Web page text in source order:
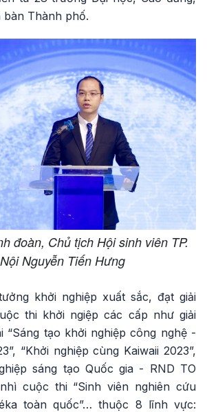
Thành phố.
đoàn, Chủ tịch Hội sinh viên TP.
Nguyễn Tiến Hưng
khởi nghiệp xuất sắc, đạt giải
thi khởi ngiệp các cấp như giải
“Sáng tạo khởi nghiệp công nghệ -
“Khởi nghiệp cùng Kaiwaii 2023”,
sáng tạo Quốc gia - RND TO
nhì cuộc thi “Sinh viên nghiên cứu
toàn quốc”… thuộc 8 lĩnh vực: